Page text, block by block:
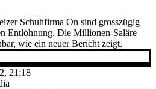
Schuhfirma On sind grosszügig
Entlöhnung. Die Millionen-Saläre
wie ein neuer Bericht zeigt.
21:18